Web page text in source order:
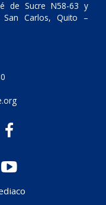
de Sucre N58-63 y
San Carlos, Quito –